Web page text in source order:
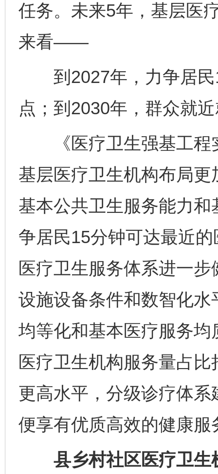
任务。未来5年，基层医
来看——
到2027年，力争居民
点；到2030年，群众就
《医疗卫生强基工程
基层医疗卫生机构布局
基本公共卫生服务能力
争居民15分钟可达最近
医疗卫生服务体系进一
设施设备条件和数智化
均等化和基本医疗服务
医疗卫生机构服务量占
更高水平，分级诊疗体
便享有优质高效的健康服
县乡村社区医疗卫生